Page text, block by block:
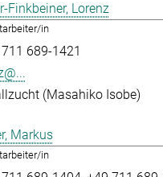
Finkbeiner, Lorenz
in
689-1421
(Masahiko Isobe)
Markus
in